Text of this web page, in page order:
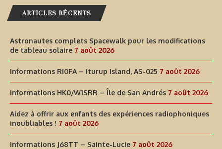
ARTICLES RÉCENTS
Astronautes complets Spacewalk pour les modifications
de tableau solaire 7 août 2026
Informations RI0FA – Iturup Island, AS-025 7 août 2026
Informations HK0/W1SRR – Île de San Andrés 7 août 2026
Aidez à offrir aux enfants des expériences radiophoniques
inoubliables ! 7 août 2026
Informations J68TT – Sainte-Lucie 7 août 2026